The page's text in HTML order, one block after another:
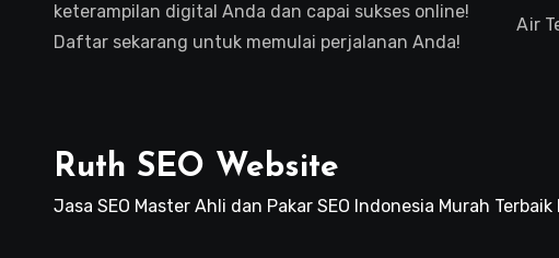
keterampilan digital Anda dan capai sukses online!
Daftar sekarang untuk memulai perjalanan Anda!
Air
Ruth SEO Website
Jasa SEO Master Ahli dan Pakar SEO Indonesia Murah